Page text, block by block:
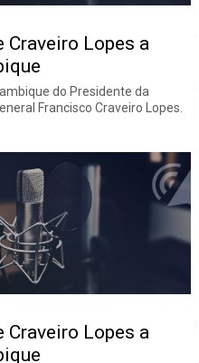
Craveiro Lopes a
do Presidente da
Francisco Craveiro Lopes.
Craveiro Lopes a